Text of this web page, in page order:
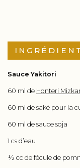
Sauce Yakitori
60 ml de Honteri
60 ml de saké pour la
60 ml de sauce soja
1 cs d’eau
½ cc de fécule de